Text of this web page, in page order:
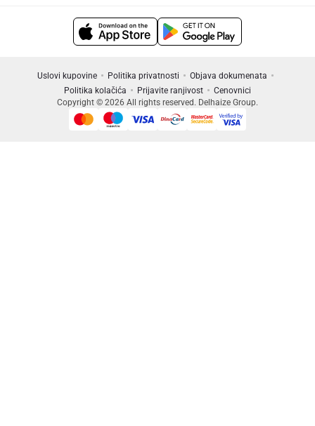
Uslovi kupovine Politika privatnosti
Objava dokumenata
Politika kolačića
Prijavite ranjivost
Cenovnici
Copyright © 2026 All rights reserved. Delhaize Group.